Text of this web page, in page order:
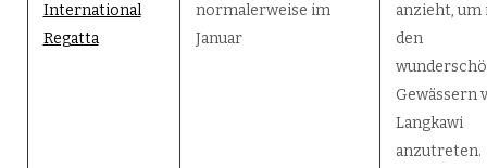
International
Regatta
normalerweise im
Januar
anzieht, um
den
Gewässern
Langkawi
anzutreten.